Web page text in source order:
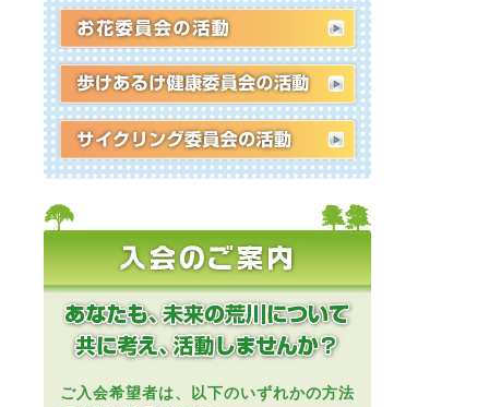
ご入会希望者は、以下のいずれかの方法